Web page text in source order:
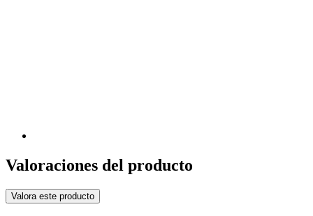
Valoraciones del producto
Valora este producto